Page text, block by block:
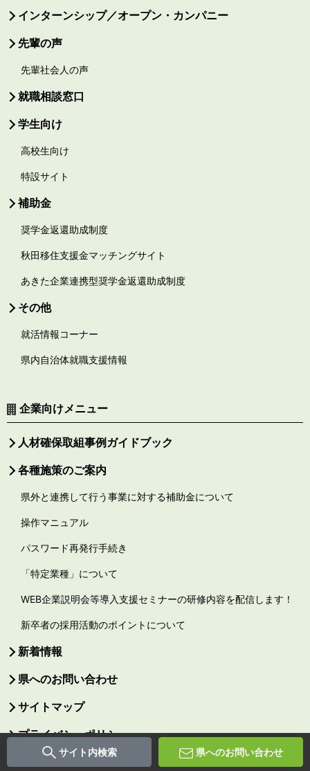
サイト内検索 県へのお問い合わせ
インターンシップ／オープン・カンパニー
先輩の声
先輩社会人の声
就職相談窓口
学生向け
高校生向け
特設サイト
補助金
奨学金返還助成制度
秋田移住支援金マッチングサイト
あきた企業連携型奨学金返還助成制度
その他
就活情報コーナー
県内自治体就職支援情報
企業向けメニュー
人材確保取組事例ガイドブック
各種施策のご案内
県外と連携して行う事業に対する補助金について
操作マニュアル
パスワード再発行手続き
「特定業種」について
WEB企業説明会等導入支援セミナーの研修内容を配信します！
新卒者の採用活動のポイントについて
新着情報
県へのお問い合わせ
サイトマップ
プライバシーポリシー